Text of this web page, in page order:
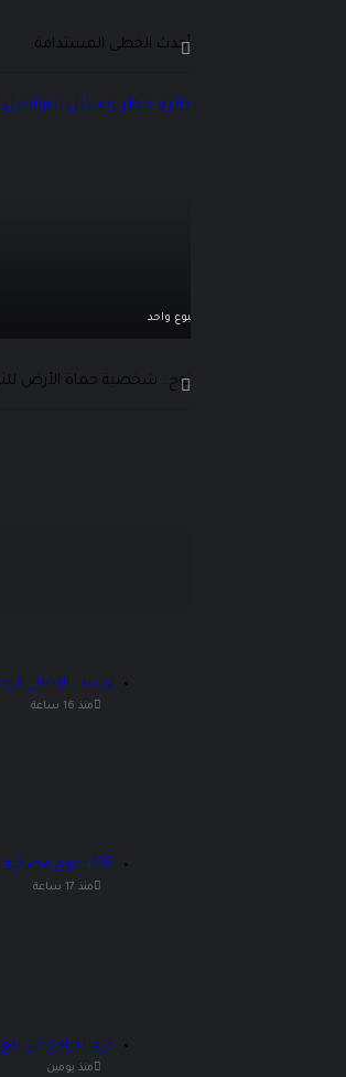
أحدث الخطى المستدامة
دائرة حظر وسائل التواصل
منذ أسبوع واحد
نوح.. شخصية حماة الأرض
بسبب الإدمان
منذ 16 ساعة
235 دعوى قضائية تكشف مساعي شركات الأطعمة فائقة المعالجة لتعطيل قوانين الصحة
منذ 17 ساعة
فيفا يتراجع عن
منذ يومين